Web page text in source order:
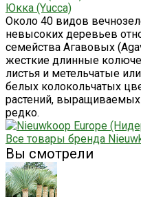
Юкка (Yucca)
Около 40 видов
невысоких деревьев
семейства Агавовых
жесткие длинные
листья и метельчатые
белых колокольчатых
растений,
редко.
Все товары бренда
Вы смотрели